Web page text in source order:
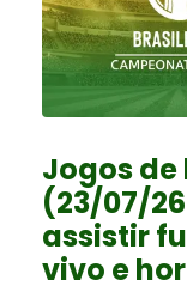
Jogos de
(23/07/
assistir
vivo e